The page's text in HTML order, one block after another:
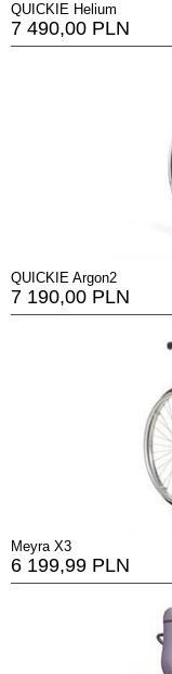
QUICKIE Helium
7 490,00 PLN
QUICKIE Argon2
7 190,00 PLN
Meyra X3
6 199,99 PLN